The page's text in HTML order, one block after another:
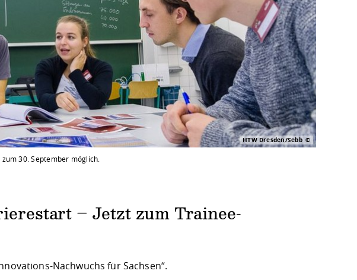
HTW Dresden/Sebb
30. September möglich.
– Jetzt zum Trainee-
Nachwuchs für Sachsen“.